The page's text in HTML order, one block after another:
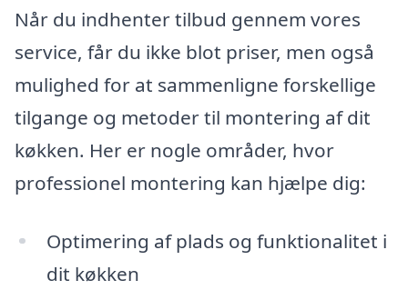
Når du indhenter tilbud gennem vores
service, får du ikke blot priser, men også
mulighed for at sammenligne forskellige
tilgange og metoder til montering af dit
køkken. Her er nogle områder, hvor
professionel montering kan hjælpe dig:
Optimering af plads og funktionalitet i
dit køkken